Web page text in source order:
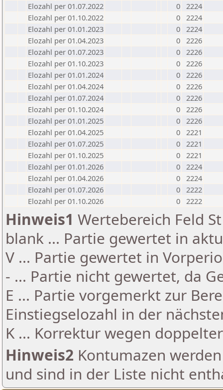
Elozahl per 01.07.2022
0 2224
Elozahl per 01.10.2022
0 2224
Elozahl per 01.01.2023
0 2224
Elozahl per 01.04.2023
0 2226
Elozahl per 01.07.2023
0 2226
Elozahl per 01.10.2023
0 2226
Elozahl per 01.01.2024
0 2226
Elozahl per 01.04.2024
0 2226
Elozahl per 01.07.2024
0 2226
Elozahl per 01.10.2024
0 2226
Elozahl per 01.01.2025
0 2226
Elozahl per 01.04.2025
0 2221
Elozahl per 01.07.2025
0 2221
Elozahl per 01.10.2025
0 2221
Elozahl per 01.01.2026
0 2224
Elozahl per 01.04.2026
0 2224
Elozahl per 01.07.2026
0 2222
Elozahl per 01.10.2026
0 2222
Hinweis1 Wertebereich Feld
blank ... Partie gewertet in
V ... Partie gewertet in
- ... Partie nicht gewertet, da
E ... Partie vorgemerkt zur
Einstiegselozahl in der
K ... Korrektur wegen
Hinweis2 Kontumazen
und sind in der Liste nicht